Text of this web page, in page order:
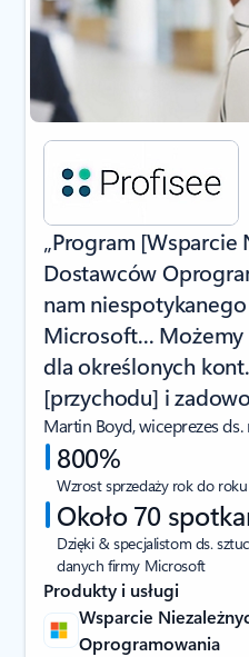
„Program [Wsparcie
Dostawców
nam
Microsoft...
dla określonych
[przychodu] i
Martin Boyd, wiceprezes
800%
Wzrost sprzedaży rok do
Około 70
Dzięki & specjalistom ds.
danych firmy Microsoft
Produkty i usługi
Wsparcie
Oprogramowania